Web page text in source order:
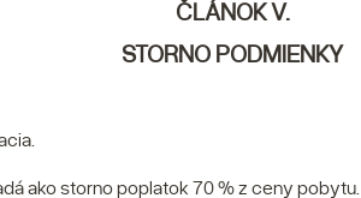
ČLÁNOK V.
STORNO PODMIENKY
ako storno poplatok 70 % z ceny pobytu.